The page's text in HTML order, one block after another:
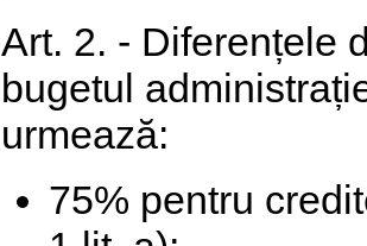
Art. 2. - Diferențele
bugetul
urmează:
75% pentru